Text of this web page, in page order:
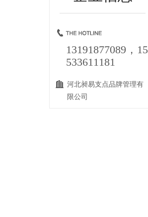
13191877089，15
533611181
河北昶易支点品牌管理有
限公司